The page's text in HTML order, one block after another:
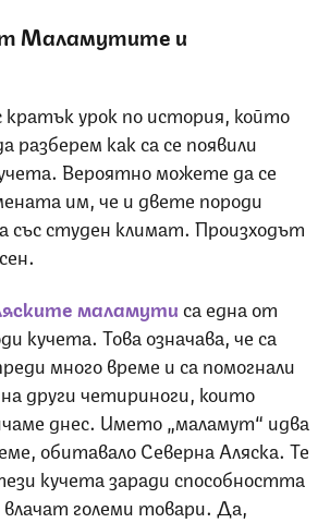
Маламутите и
кратък урок по история, който
разберем как са се появили
Вероятно можете да се
им, че и двете породи
студен климат. Произходът
маламутиса една от
кучета. Това означава, че са
много време и са помогнали
други четириноги, които
днес. Името „маламут“ идва
обитавало Северна Аляска. Те
кучета заради способността
големи товари. Да,